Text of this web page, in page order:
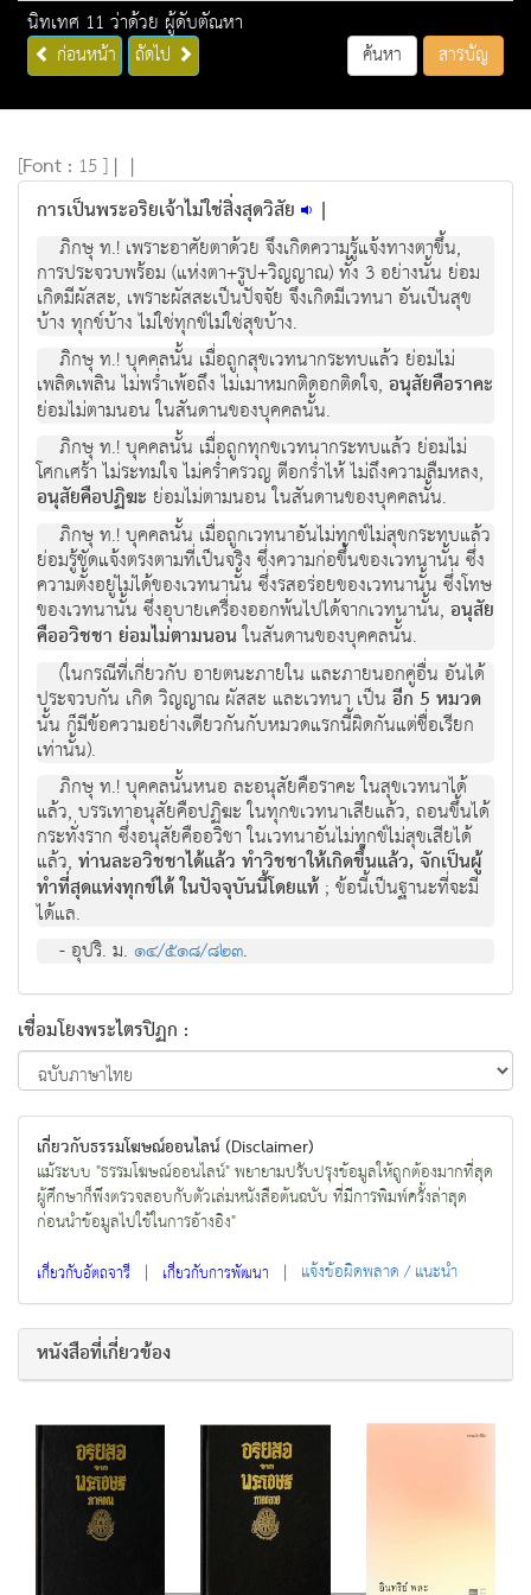
นิทเทศ 11 ว่าด้วย ผู้ดับตัณหา
ก่อนหน้า ถัดไป ค้นหา สารบัญ
[Font : 15 ] | |
การเป็นพระอริยเจ้าไม่ใช่สิ่งสุดวิสัย |
ภิกษุ ท.! เพราะอาศัยตาด้วย จึงเกิดความรู้แจ้งทางตาขึ้น,
การประจวบพร้อม (แห่งตา+รูป+วิญญาณ) ทั้ง 3 อย่างนั้น ย่อม
เกิดมีผัสสะ, เพราะผัสสะเป็นปัจจัย จึงเกิดมีเวทนา อันเป็นสุข
บ้าง ทุกข์บ้าง ไม่ใช่ทุกข์ไม่ใช่สุขบ้าง.
ภิกษุ ท.! บุคคลนั้น เมื่อถูกสุขเวทนากระทบแล้ว ย่อมไม่
เพลิดเพลิน ไม่พร่ำเพ้อถึง ไม่เมาหมกติดอกติดใจ, อนุสัยคือราคะ
ย่อมไม่ตามนอน ในสันดานของบุคคลนั้น.
ภิกษุ ท.! บุคคลนั้น เมื่อถูกทุกขเวทนากระทบแล้ว ย่อมไม่
โศกเศร้า ไม่ระทมใจ ไม่คร่ำครวญ ตีอกร่ำไห้ ไม่ถึงความลืมหลง,
อนุสัยคือปฏิฆะ ย่อมไม่ตามนอน ในสันดานของบุคคลนั้น.
ภิกษุ ท.! บุคคลนั้น เมื่อถูกเวทนาอันไม่ทุกข์ไม่สุขกระทบแล้ว
ย่อมรู้ชัดแจ้งตรงตามที่เป็นจริง ซึ่งความก่อขึ้นของเวทนานั้น ซึ่ง
ความตั้งอยู่ไม่ได้ของเวทนานั้น ซึ่งรสอร่อยของเวทนานั้น ซึ่งโทษ
ของเวทนานั้น ซึ่งอุบายเครื่องออกพ้นไปได้จากเวทนานั้น, อนุสัย
คืออวิชชา ย่อมไม่ตามนอนในสันดานของบุคคลนั้น.
(ในกรณีที่เกี่ยวกับ อายตนะภายใน และภายนอกคู่อื่น อันได้
ประจวบกัน เกิด วิญญาณ ผัสสะ และเวทนา เป็น อีก 5 หมวด
นั้น ก็มีข้อความอย่างเดียวกันกับหมวดแรกนี้ผิดกันแต่ชื่อเรียก
เท่านั้น).
ภิกษุ ท.! บุคคลนั้นหนอ ละอนุสัยคือราคะ ในสุขเวทนาได้
แล้ว, บรรเทาอนุสัยคือปฏิฆะ ในทุกขเวทนาเสียแล้ว, ถอนขึ้นได้
กระทั่งราก ซึ่งอนุสัยคืออวิชา ในเวทนาอันไม่ทุกข์ไม่สุขเสียได้
แล้ว, ท่านละอวิชชาได้แล้ว ทำวิชชาให้เกิดขึ้นแล้ว, จักเป็นผู้
ทำที่สุดแห่งทุกข์ได้ ในปัจจุบันนี้โดยแท้ ; ข้อนี้เป็นฐานะที่จะมี
ได้แล.
- อุปริ. ม.๑๔/๕๑๘/๘๒๓.
เชื่อมโยงพระไตรปิฏก :
เกี่ยวกับธรรมโฆษณ์ออนไลน์ (Disclaimer)
แม้ระบบ "ธรรมโฆษณ์ออนไลน์" พยายามปรับปรุงข้อมูลให้ถูกต้องมากที่สุด
ผู้ศึกษาก็พึงตรวจสอบกับตัวเล่มหนังสือต้นฉบับ ที่มีการพิมพ์ครั้งล่าสุด
ก่อนนำข้อมูลไปใช้ในการอ้างอิง"
เกี่ยวกับอัตถจารี | เกี่ยวกับการพัฒนา | แจ้งข้อผิดพลาด / แนะนำ
หนังสือที่เกี่ยวข้อง